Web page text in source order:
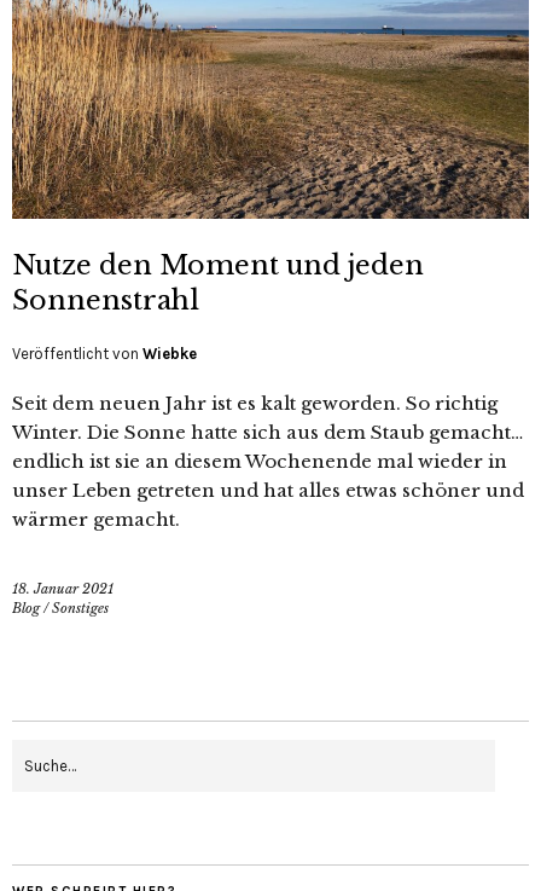
Nutze den Moment und jeden
Sonnenstrahl
Veröffentlicht von Wiebke
Seit dem neuen Jahr ist es kalt geworden. So richtig
Winter. Die Sonne hatte sich aus dem Staub gemacht…
endlich ist sie an diesem Wochenende mal wieder in
unser Leben getreten und hat alles etwas schöner und
wärmer gemacht.
18. Januar 2021
Blog/Sonstiges